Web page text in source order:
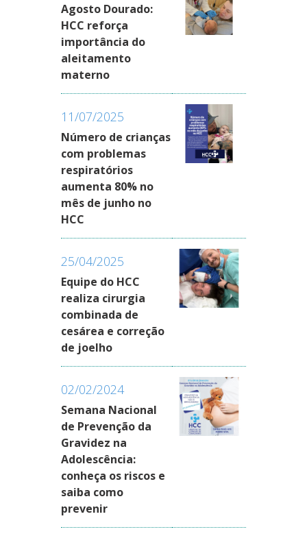
Agosto Dourado:
HCC reforça
importância do
aleitamento
materno
11/07/2025
Número de crianças
com problemas
respiratórios
aumenta 80% no
mês de junho no
HCC
25/04/2025
Equipe do HCC
realiza cirurgia
combinada de
cesárea e correção
de joelho
02/02/2024
Semana Nacional
de Prevenção da
Gravidez na
Adolescência:
conheça os riscos e
saiba como
prevenir